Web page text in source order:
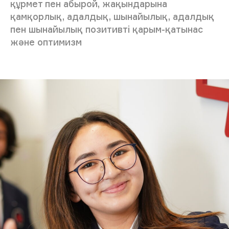
құрмет пен абырой, жақындарына
қамқорлық, адалдық, шынайылық, адалдық
пен шынайылық позитивті қарым-қатынас
және оптимизм